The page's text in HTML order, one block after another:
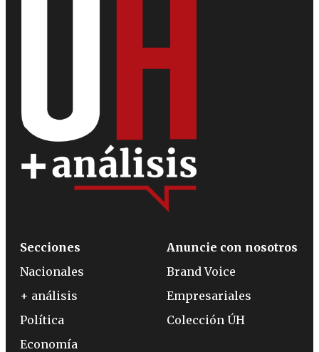
Secciones
Nacionales
+ análisis
Política
Economía
Anuncie con nosotros
Brand Voice
Empresariales
Colección ÚH